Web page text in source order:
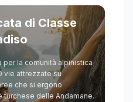
di Classe
per la comunità alpinistica
vie attrezzate su
che si ergono
turchese delle Andamane.